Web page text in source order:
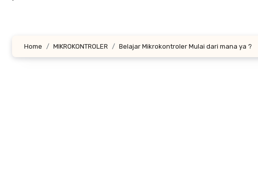
Home MIKROKONTROLER Belajar Mikrokontroler Mulai dari mana ya ?